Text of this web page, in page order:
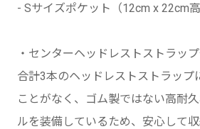
- Sサイズポケット（12cm x 22cm
・センターヘッドレストストラッ
合計3本のヘッドレストストラップ
ことがなく、ゴム製ではない高耐
ルを装備しているため、安心して収